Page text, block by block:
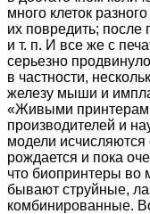
много клеток
их повредить; после
и т. п. И все же с
серьезно
в частности,
железу мыши и
«Живыми
производителей и
модели исчисляются
рождается и пока
что биопринтеры во
бывают струйные,
комбинированные.